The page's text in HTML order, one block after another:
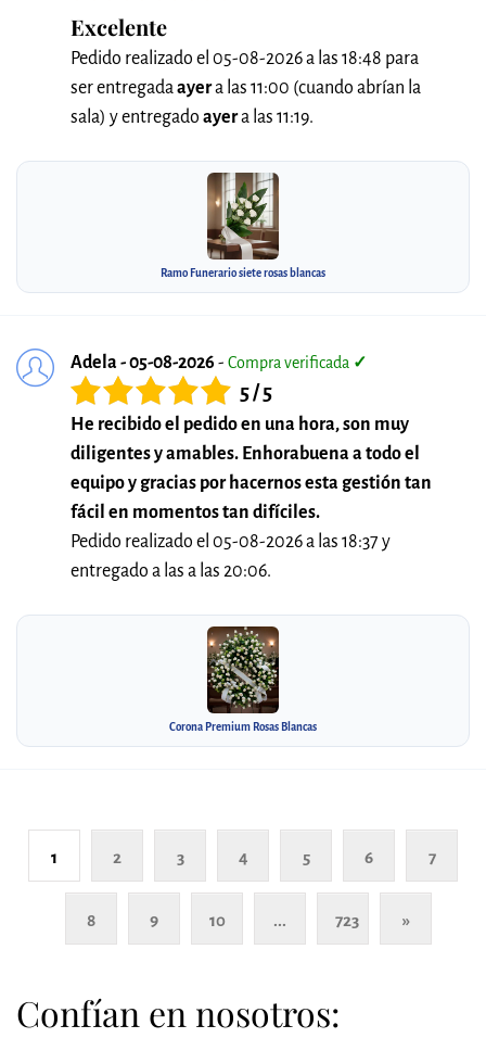
Excelente
Pedido realizado el 05-08-2026 a las 18:48 para
ser entregadaayera las 11:00 (cuando abrían la
sala) y entregado ayera las 11:19.
Ramo Funerario siete rosas blancas
Adela - 05-08-2026 - Compra verificada ✓
5 / 5
He recibido el pedido en una hora, son muy
diligentes y amables. Enhorabuena a todo el
equipo y gracias por hacernos esta gestión tan
fácil en momentos tan difíciles.
Pedido realizado el 05-08-2026 a las 18:37 y
entregado a las a las 20:06.
Corona Premium Rosas Blancas
1 2 3 4 5 6 7
8 9 10 ... 723 »
Confían en nosotros: